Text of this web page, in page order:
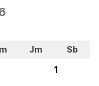
Jm
Sb
1